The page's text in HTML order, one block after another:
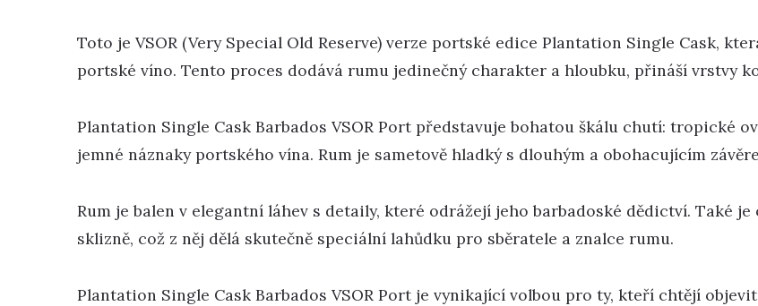
Toto je VSOR (Very Special Old Reserve) verze portské edice Plantation Single Cask,
portské víno. Tento proces dodává rumu jedinečný charakter a hloubku, přináší vrstvy
Plantation Single Cask Barbados VSOR Port představuje bohatou škálu chutí: tropické
jemné náznaky portského vína. Rum je sametově hladký s dlouhým a obohacujícím
Rum je balen v elegantní láhev s detaily, které odrážejí jeho barbadoské dědictví. Také
sklizně, což z něj dělá skutečně speciální lahůdku pro sběratele a znalce rumu.
Plantation Single Cask Barbados VSOR Port je vynikající volbou pro ty, kteří chtějí